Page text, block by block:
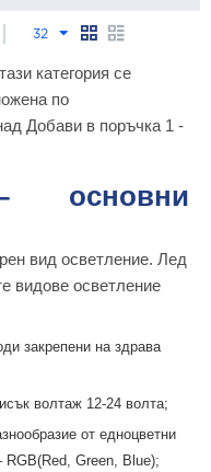
32
категория се
по
Добави в поръчка 1 -
основни
вид осветление. Лед
видове осветление
закрепени на здрава
волтаж 12-24 волта;
от едноцветни
RGB(Red, Green, Blue);